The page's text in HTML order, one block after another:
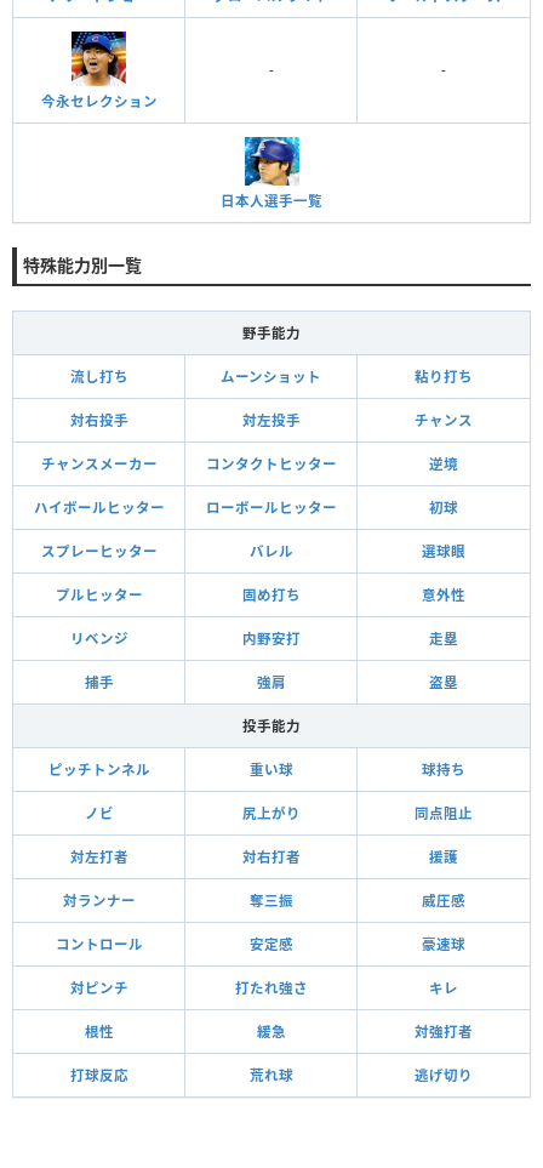
今永セレクション
- -
日本人選手一覧
特殊能力別一覧
野手能力
流し打ち ムーンショット 粘り打ち
対右投手 対左投手 チャンス
チャンスメーカー コンタクトヒッター 逆境
ハイボールヒッター ローボールヒッター 初球
スプレーヒッター バレル 選球眼
プルヒッター 固め打ち 意外性
リベンジ 内野安打 走塁
捕手 強肩 盗塁
投手能力
ピッチトンネル 重い球 球持ち
ノビ 尻上がり 同点阻止
対左打者 対右打者 援護
対ランナー 奪三振 威圧感
コントロール 安定感 豪速球
対ピンチ 打たれ強さ キレ
根性 緩急 対強打者
打球反応 荒れ球 逃げ切り